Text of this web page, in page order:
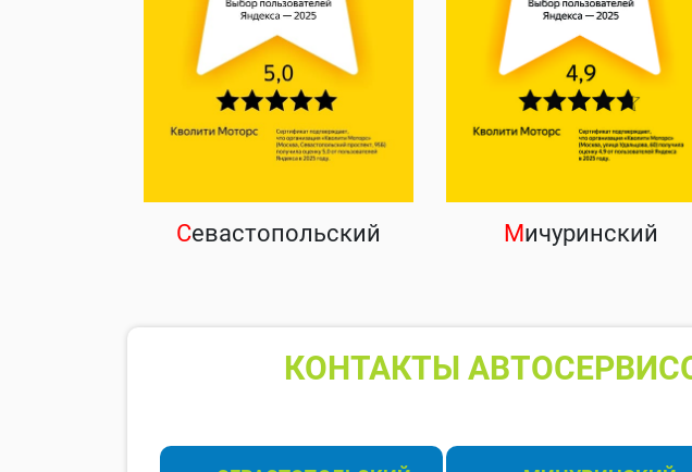
Севастопольский Мичуринский
КОНТАКТЫ